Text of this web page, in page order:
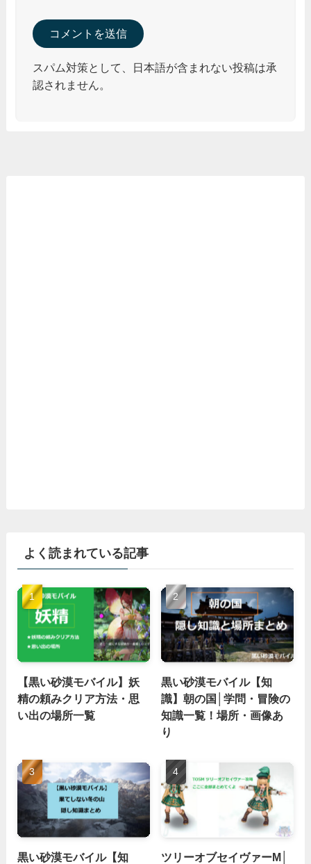
スパム対策として、日本語が含まれない投稿は承
認されません。
よく読まれている記事
【黒い砂漠モバイル】妖
精の頼みクリア方法・思
い出の場所一覧
黒い砂漠モバイル【知
識】朝の国│学問・冒険の
知識一覧！場所・画像あ
り
黒い砂漠モバイル【知
ツリーオブセイヴァーM│